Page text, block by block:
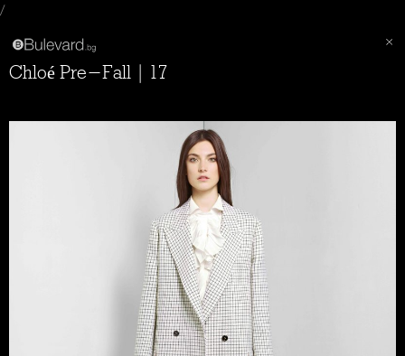
/
Chloé Pre-Fall | 17